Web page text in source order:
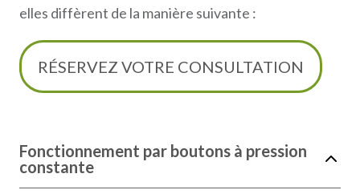
elles diffèrent de la manière suivante :
RÉSERVEZ VOTRE CONSULTATION
Fonctionnement par boutons à pression
constante